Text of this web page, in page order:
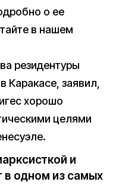
о ее
в нашем
резидентуры
Каракасе, заявил,
хорошо
целями
и
в одном из самых